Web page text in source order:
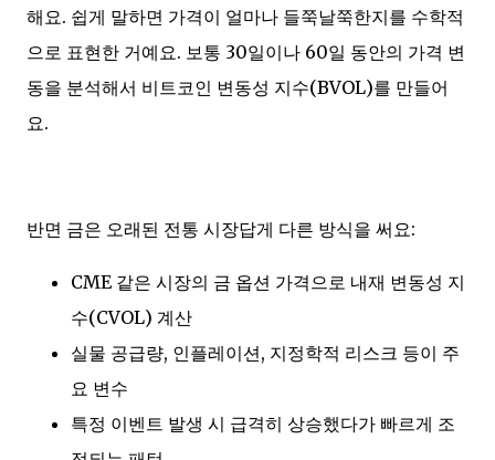
해요. 쉽게 말하면 가격이 얼마나 들쭉날쭉한지를 수학적
으로 표현한 거예요. 보통 30일이나 60일 동안의 가격 변
동을 분석해서 비트코인 변동성 지수(BVOL)를 만들어
요.
반면 금은 오래된 전통 시장답게 다른 방식을 써요:
CME 같은 시장의 금 옵션 가격으로 내재 변동성 지
수(CVOL) 계산
실물 공급량, 인플레이션, 지정학적 리스크 등이 주
요 변수
특정 이벤트 발생 시 급격히 상승했다가 빠르게 조